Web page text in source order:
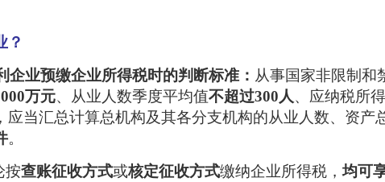
？
企业预缴企业所得税时的判断标准： 从事国家非限制和
万元、从业人数季度平均值不超过300人 、应纳税所
，应当汇总计算总机构及其各分支机构的从业人数、资
。
按查账征收方式或核定征收方式缴纳企业所得税，均可